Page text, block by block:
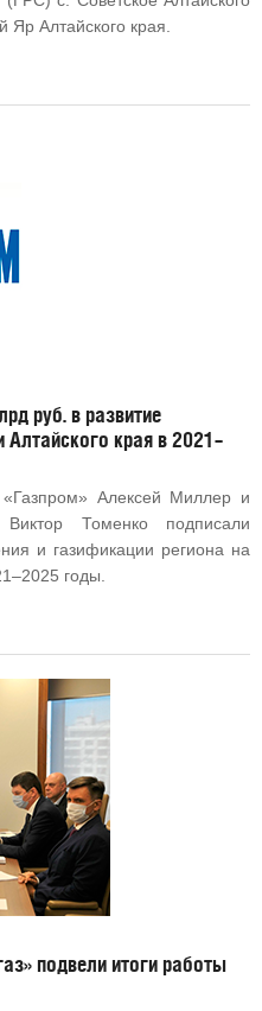
Алтайского края.
руб. в развитие
края в 2021–
Алексей Миллер и
Виктор Томенко подписали
и газификации региона на
годы.
подвели итоги работы